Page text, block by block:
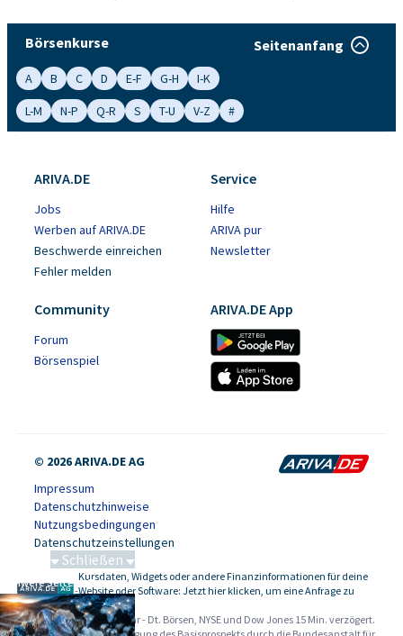
Börsenkurse Seitenanfang
A B C D E-F G-H
I-K
L-M
N-P Q-R S T-U V-Z #
ARIVA.DE
Jobs
Werben auf ARIVA.DE
Beschwerde einreichen
Fehler melden
Service
Hilfe
ARIVA pur
Newsletter
Community
Forum
Börsenspiel
ARIVA.DE App
© 2026 ARIVA.DE AG
Impressum
Datenschutzhinweise
Nutzungsbedingungen
Datenschutzeinstellungen
-
Kursdaten, Widgets oder andere Finanzinformationen für deine
Website oder Software: Jetzt hier klicken, um eine Anfrage zu
stellen.
Alle Angaben ohne Gewähr - Dt. Börsen, NYSE und Dow Jones 15 Min. verzögert.
Schließen
Schwere Seltene Erden